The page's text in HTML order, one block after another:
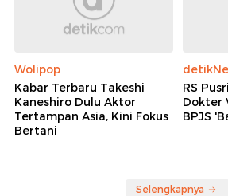
Wolipop
Kabar Terbaru Takeshi
Kaneshiro Dulu Aktor
Tertampan Asia, Kini Fokus
Bertani
RS
Dokter
BPJS
Selengkapnya